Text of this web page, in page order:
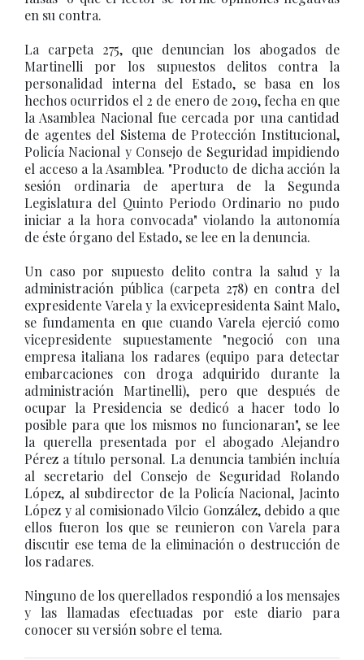
en su contra.
La carpeta 275, que denuncian los abogados de
Martinelli por los supuestos delitos contra la
personalidad interna del Estado, se basa en los
hechos ocurridos el 2 de enero de 2019, fecha en que
la Asamblea Nacional fue cercada por una cantidad
de agentes del Sistema de Protección Institucional,
Policía Nacional y Consejo de Seguridad impidiendo
el acceso a la Asamblea. "Producto de dicha acción la
sesión ordinaria de apertura de la Segunda
Legislatura del Quinto Periodo Ordinario no pudo
iniciar a la hora convocada" violando la autonomía
de éste órgano del Estado, se lee en la denuncia.
Un caso por supuesto delito contra la salud y la
administración pública (carpeta 278) en contra del
expresidente Varela y la exvicepresidenta Saint Malo,
se fundamenta en que cuando Varela ejerció como
vicepresidente supuestamente "negoció con una
empresa italiana los radares (equipo para detectar
embarcaciones con droga adquirido durante la
administración Martinelli), pero que después de
ocupar la Presidencia se dedicó a hacer todo lo
posible para que los mismos no funcionaran", se lee
la querella presentada por el abogado Alejandro
Pérez a título personal. La denuncia también incluía
al secretario del Consejo de Seguridad Rolando
López, al subdirector de la Policía Nacional, Jacinto
López y al comisionado Vilcio González, debido a que
ellos fueron los que se reunieron con Varela para
discutir ese tema de la eliminación o destrucción de
los radares.
Ninguno de los querellados respondió a los mensajes
y las llamadas efectuadas por este diario para
conocer su versión sobre el tema.